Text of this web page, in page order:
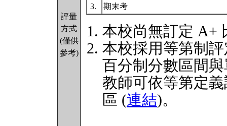
評量
方式
(僅供
參考)
3.
期末考
本校尚無訂定 A+
本校採用等第制
百分制分數區間
教師可依等第定
區 (連結)。